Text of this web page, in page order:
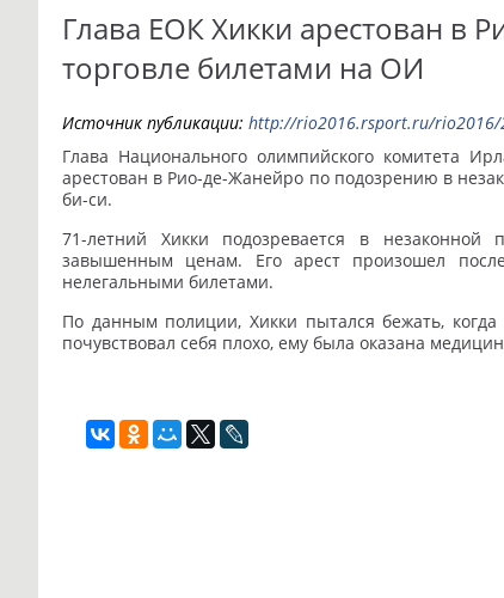
Глава ЕОК Хикки арестован в
торговле билетами на ОИ
Источник публикации: http://rio2016.rsport.ru/rio2016/
Глава Национального олимпийского комитета
арестован в Рио-де-Жанейро по подозрению в
би-си.
71-летний Хикки подозревается в
завышенным ценам. Его арест произошел
нелегальными билетами.
По данным полиции, Хикки пытался бежать,
почувствовал себя плохо, ему была оказана